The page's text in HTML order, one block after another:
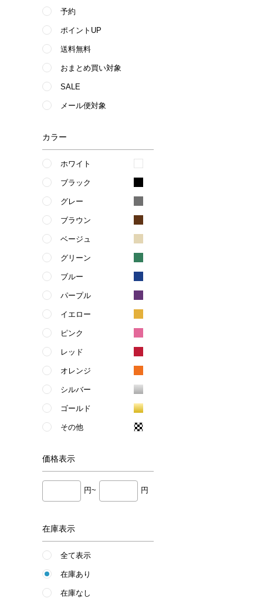
予約
ポイントUP
送料無料
おまとめ買い対象
SALE
メール便対象
カラー
ホワイト
ブラック
グレー
ブラウン
ベージュ
グリーン
ブルー
パープル
イエロー
ピンク
レッド
オレンジ
シルバー
ゴールド
その他
価格表示
円~ 円
在庫表示
全て表示
在庫あり
在庫なし